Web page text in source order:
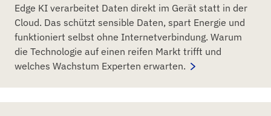
Edge KI verarbeitet Daten direkt im Gerät statt in der
Cloud. Das schützt sensible Daten, spart Energie und
funktioniert selbst ohne Internetverbindung. Warum
die Technologie auf einen reifen Markt trifft und
welches Wachstum Experten erwarten.